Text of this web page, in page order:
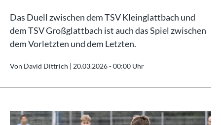
Das Duell zwischen dem TSV Kleinglattbach und
dem TSV Großglattbach ist auch das Spiel zwischen
dem Vorletzten und dem Letzten.
Von David Dittrich | 20.03.2026 - 00:00 Uhr